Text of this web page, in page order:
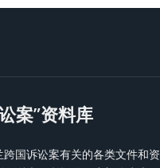
案”资料库
国诉讼案有关的各类文件和资